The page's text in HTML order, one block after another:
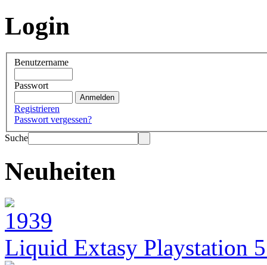
Login
Benutzername
Passwort
Registrieren
Passwort vergessen?
Suche
Neuheiten
Liquid Extasy Playstation